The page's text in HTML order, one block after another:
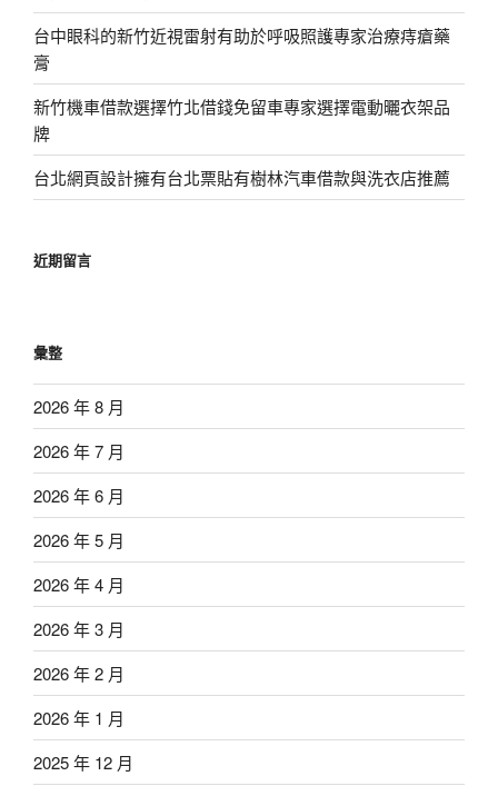
台中眼科的新竹近視雷射有助於呼吸照護專家治療痔瘡藥
膏
新竹機車借款選擇竹北借錢免留車專家選擇電動曬衣架品
牌
台北網頁設計擁有台北票貼有樹林汽車借款與洗衣店推薦
近期留言
彙整
2026 年 8 月
2026 年 7 月
2026 年 6 月
2026 年 5 月
2026 年 4 月
2026 年 3 月
2026 年 2 月
2026 年 1 月
2025 年 12 月